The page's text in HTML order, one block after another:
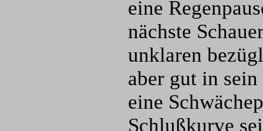
eine
nächste
unklaren
aber gut in
eine
Schlußkurve